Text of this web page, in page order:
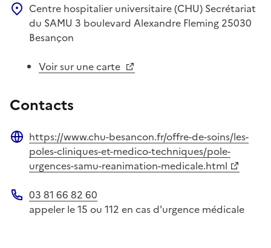
Centre hospitalier universitaire (CHU) Secrétariat
du SAMU 3 boulevard Alexandre Fleming 25030
Besançon
Voir sur une carte
Contacts
Site web
https://www.chu-besancon.fr/offre-de-soins/les-
poles-cliniques-et-medico-techniques/pole-
urgences-samu-reanimation-medicale.html
Téléphone
03 81 66 82 60
appeler le 15 ou 112 en cas d'urgence médicale